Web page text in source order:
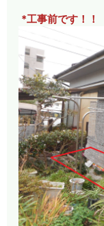
*工事前です！！